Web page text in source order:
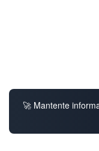
🚀 Mantente